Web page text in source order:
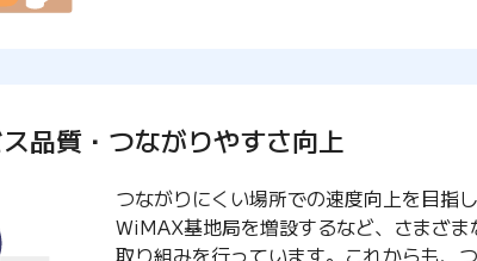
品質・つながりやすさ向上
つながりにくい場所での速度向上を目指し
WiMAX基地局を増設するなど、さまざま